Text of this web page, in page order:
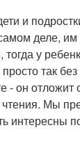
и
деле,
тогда у
так
- он отложит
Мы
интересны